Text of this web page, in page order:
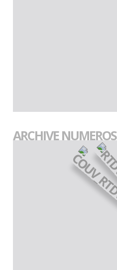
ARCHIVE NUMEROS